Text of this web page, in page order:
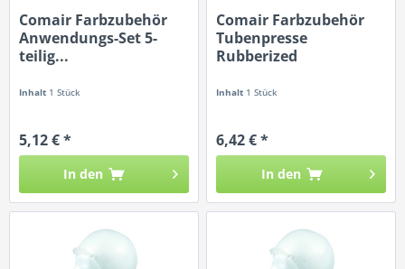
Comair Farbzubehör
Anwendungs-Set 5-
teilig...
Inhalt 1 Stück
5,12 € *
In den
Comair Farbzubehör
Tubenpresse
Rubberized
Inhalt 1 Stück
6,42 € *
In den